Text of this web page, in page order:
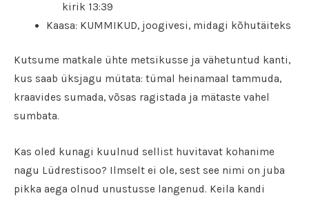
kirik 13:39
Kaasa: KUMMIKUD, joogivesi, midagi kõhutäiteks
Kutsume matkale ühte metsikusse ja vähetuntud kanti,
kus saab üksjagu mütata: tümal heinamaal tammuda,
kraavides sumada, võsas ragistada ja mätaste vahel
sumbata.
Kas oled kunagi kuulnud sellist huvitavat kohanime
nagu Lüdrestisoo? Ilmselt ei ole, sest see nimi on juba
pikka aega olnud unustusse langenud. Keila kandi